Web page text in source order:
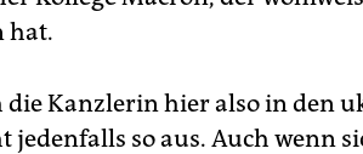
hat.
die Kanzlerin hier also in den
jedenfalls so aus. Auch wenn